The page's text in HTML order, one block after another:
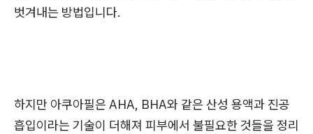
벗겨내는 방법입니다.
하지만 아쿠아필은 AHA, BHA와 같은 산성 용액과 진공
흡입이라는 기술이 더해져 피부에서 불필요한 것들을 정리